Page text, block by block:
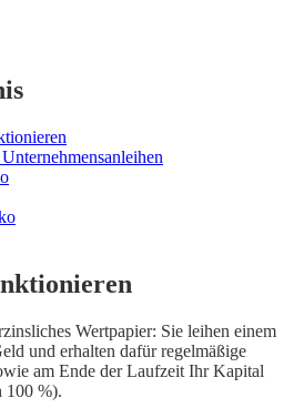
Wertpapier: Sie leihen einem
und erhalten dafür regelmäßige
am Ende der Laufzeit Ihr Kapital
100 %).